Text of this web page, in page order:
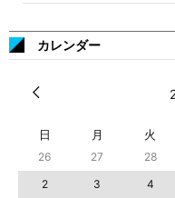
カレンダー
日 月 火
26 27 28
2
3 4